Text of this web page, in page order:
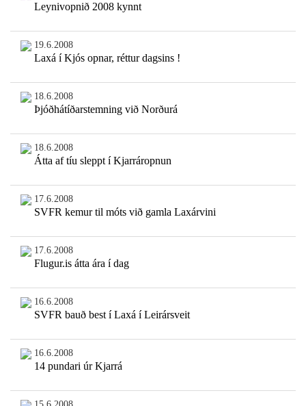
Leynivopnið 2008 kynnt
19.6.2008
Laxá í Kjós opnar, réttur dagsins !
18.6.2008
Þjóðhátíðarstemning við Norðurá
18.6.2008
Átta af tíu sleppt í Kjarráropnun
17.6.2008
SVFR kemur til móts við gamla Laxárvini
17.6.2008
Flugur.is átta ára í dag
16.6.2008
SVFR bauð best í Laxá í Leirársveit
16.6.2008
14 pundari úr Kjarrá